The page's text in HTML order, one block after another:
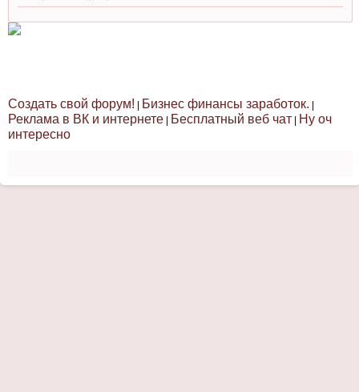
Создать свой форум! | Бизнес финансы заработок. |
Реклама в ВК и интернете | Бесплатный веб чат | Ну оч
интересно